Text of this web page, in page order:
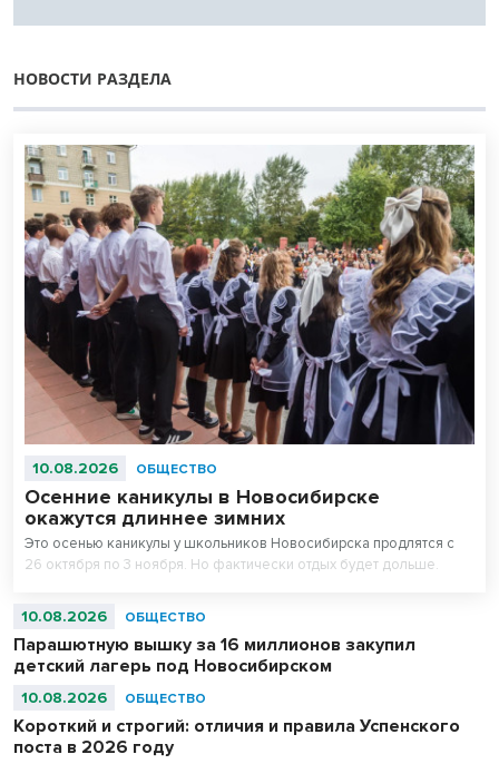
НОВОСТИ РАЗДЕЛА
10.08.2026 ОБЩЕСТВО
Осенние каникулы в Новосибирске
окажутся длиннее зимних
Это осенью каникулы у школьников Новосибирска продлятся с
26 октября по 3 ноября. Но фактически отдых будет дольше.
10.08.2026 ОБЩЕСТВО
Парашютную вышку за 16 миллионов закупил
детский лагерь под Новосибирском
10.08.2026 ОБЩЕСТВО
Короткий и строгий: отличия и правила Успенского
поста в 2026 году